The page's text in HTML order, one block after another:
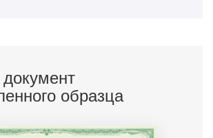
образца